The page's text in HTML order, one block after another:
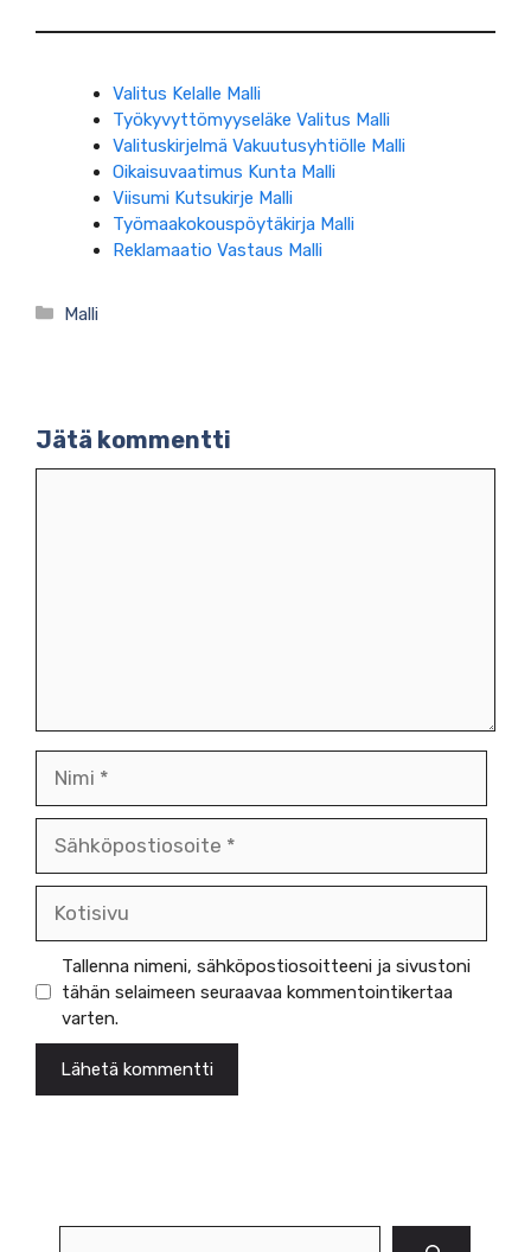
Valitus Kelalle Malli
Työkyvyttömyyseläke Valitus Malli
Valituskirjelmä Vakuutusyhtiölle Malli
Oikaisuvaatimus Kunta Malli
Viisumi Kutsukirje Malli
Työmaakokouspöytäkirja Malli
Reklamaatio Vastaus Malli
Kategoriat
Malli
Jätä kommentti
Tallenna nimeni, sähköpostiosoitteeni ja sivustoni
tähän selaimeen seuraavaa kommentointikertaa
varten.